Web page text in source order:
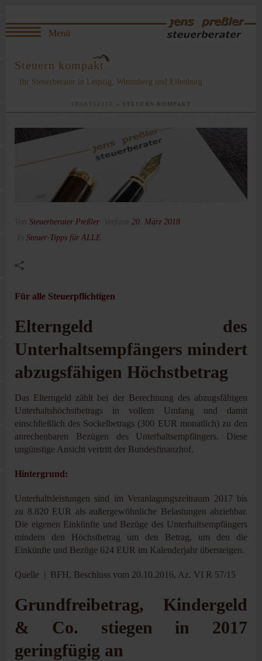
Steuern kompakt
Ihr Steuerberater in Leipzig, Wittenberg und Eilenburg
» STEUERN KOMPAKT
Von Steuerberater Preßler Verfasst 20. März 2018
In Steuer-Tipps für ALLE
Für alle Steuerpflichtigen
Elterngeld des
Unterhaltsempfängers mindert
abzugsfähigen Höchstbetrag
Das Elterngeld zählt bei der Berechnung des abzugsfähigen
Unterhaltshöchstbetrags in vollem Umfang und damit
einschließlich des Sockelbetrags (300 EUR monatlich) zu den
anrechenbaren Bezügen des Unterhaltsempfängers. Diese
ungünstige Ansicht vertritt der Bundesfinanzhof.
Hintergrund:
Unterhaltsleistungen sind im Veranlagungszeitraum 2017 bis
zu 8.820 EUR als außergewöhnliche Belastungen abziehbar.
Die eigenen Einkünfte und Bezüge des Unterhaltsempfängers
mindern den Höchstbetrag um den Betrag, um den die
Einkünfte und Bezüge 624 EUR im Kalenderjahr übersteigen.
Quelle | BFH, Beschluss vom 20.10.2016, Az. VI R 57/15
Grundfreibetrag, Kindergeld
& Co. stiegen in 2017
geringfügig an